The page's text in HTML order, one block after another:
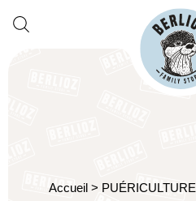
Accueil> PUÉRICULTURE